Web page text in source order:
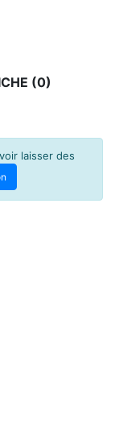
(0)
laisser des